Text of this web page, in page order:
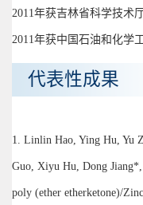
2011年获吉林省科学技术
2011年获中国石油和化学
代表性成果
1. Linlin Hao, Ying Hu, Yu
Guo, Xiyu Hu, Dong
poly (ether etherketone)/